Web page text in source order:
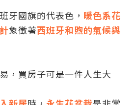
牙國旗的代表色， 暖色系花
象徵著西班牙和煦的氣候與
，買房子可是一件人生大